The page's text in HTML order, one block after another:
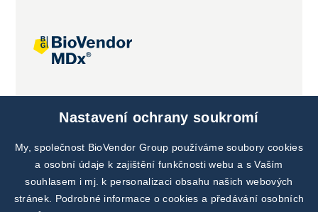
Nastavení ochrany soukromí
My, společnost BioVendor Group používáme soubory cookies
a osobní údaje k zajištění funkčnosti webu a s Vaším
souhlasem i mj. k personalizaci obsahu našich webových
stránek. Podrobné informace o cookies a předávání osobních